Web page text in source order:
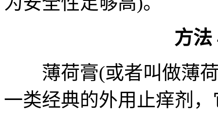
方法
薄荷膏(或者叫做薄荷
一类经典的外用止痒剂